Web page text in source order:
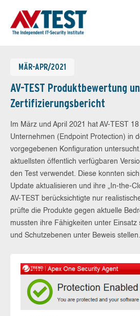
MÄR-APR/2021
AV-TEST Produktbewertung
Zertifizierungsbericht
Im März und April 2021 hat AV-TEST
Unternehmen (Endpoint Protection) in
vorgegebenen Konfiguration
aktuellsten öffentlich verfügbaren
den Test verwendet. Diese konnten
Update aktualisieren und ihre „In-the-
AV-TEST berücksichtigte nur
prüfte die Produkte gegen aktuelle
mussten ihre Fähigkeiten unter Einsatz
und Schutzebenen unter Beweis stellen.